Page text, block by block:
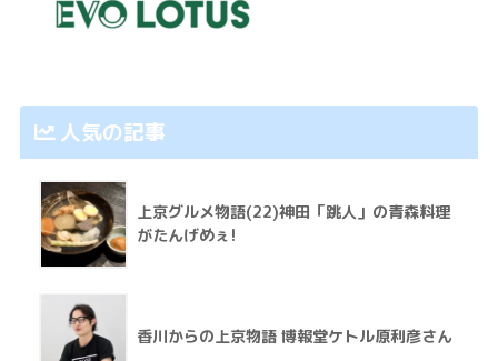
人気の記事
上京グルメ物語(22)神田「跳人」の青森料理
がたんげめぇ!
香川からの上京物語 博報堂ケトル原利彦さん